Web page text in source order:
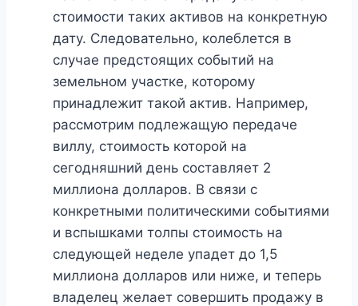
стоимости таких активов на конкретную
дату. Следовательно, колеблется в
случае предстоящих событий на
земельном участке, которому
принадлежит такой актив. Например,
рассмотрим подлежащую передаче
виллу, стоимость которой на
сегодняшний день составляет 2
миллиона долларов. В связи с
конкретными политическими событиями
и вспышками толпы стоимость на
следующей неделе упадет до 1,5
миллиона долларов или ниже, и теперь
владелец желает совершить продажу в